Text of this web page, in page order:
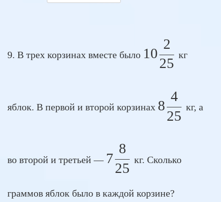
9. В трех корзинах вместе было 10
10
25
2
кг
яблок. В первой и второй корзинах 8
8
25
4
кг, а
во второй и третьей — 7 \frac{8}{25}
7
25
8
кг. Сколько
граммов яблок было в каждой корзине?